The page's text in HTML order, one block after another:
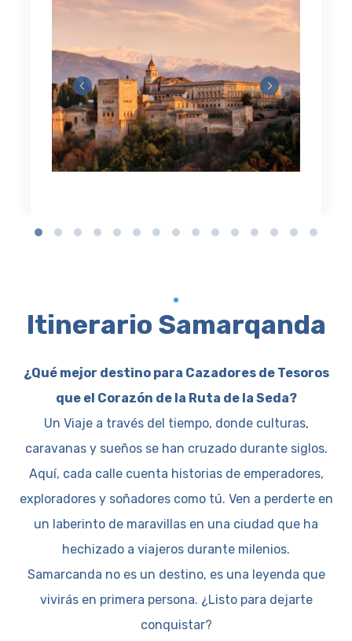
Itinerario Samarqanda
¿Qué mejor destino para Cazadores de Tesoros
que el Corazón de la Ruta de la Seda?
Un Viaje a través del tiempo, donde culturas,
caravanas y sueños se han cruzado durante siglos.
Aquí, cada calle cuenta historias de emperadores,
exploradores y soñadores como tú. Ven a perderte en
un laberinto de maravillas en una ciudad que ha
hechizado a viajeros durante milenios.
Samarcanda no es un destino, es una leyenda que
vivirás en primera persona. ¿Listo para dejarte
conquistar?